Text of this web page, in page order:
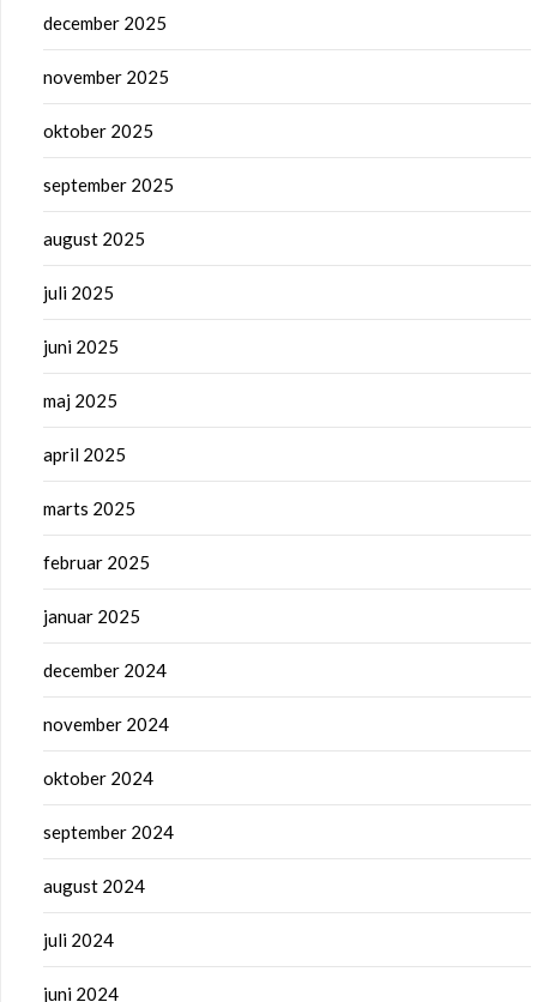
december 2025
november 2025
oktober 2025
september 2025
august 2025
juli 2025
juni 2025
maj 2025
april 2025
marts 2025
februar 2025
januar 2025
december 2024
november 2024
oktober 2024
september 2024
august 2024
juli 2024
juni 2024